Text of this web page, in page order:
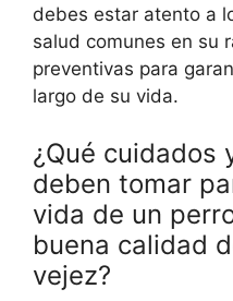
debes estar atento a
salud comunes en su
preventivas para
largo de su vida.
¿Qué cuidados
deben tomar
vida de un
buena calidad
vejez?